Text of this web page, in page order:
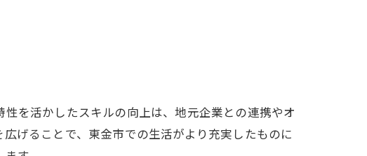
を活かしたスキルの向上は、地元企業との連携やオ
げることで、東金市での生活がより充実したものに